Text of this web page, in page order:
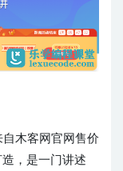
自木客网官网售价
，是一门讲述